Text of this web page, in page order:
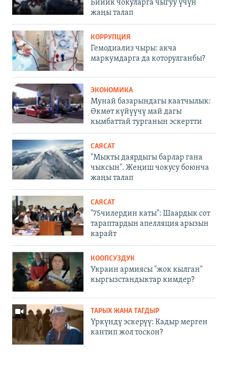
Бийик чокуларга чыгуу үчүн
жаңы талап
КОРРУПЦИЯ
Гемодиализ чыры: акча
маркумдарга да которулганбы?
ЭКОНОМИКА
Мунай базарындагы каатчылык:
Өкмөт күйүүчү май дагы
кымбаттай турганын эскертти
САЯСАТ
"Мыкты даярдыгы барлар гана
чыксын". Жеңиш чокусу боюнча
жаңы талап
САЯСАТ
"75чилердин каты": Шаардык сот
тараптардын апелляция арызын
карайт
КООПСУЗДУК
Украин армиясы "жок кылган"
кыргызстандыктар кимдер?
ТАРЫХ ЖАНА ТАГДЫР
Үркүндү эскерүү: Кадыр мерген
кантип жол тоскон?